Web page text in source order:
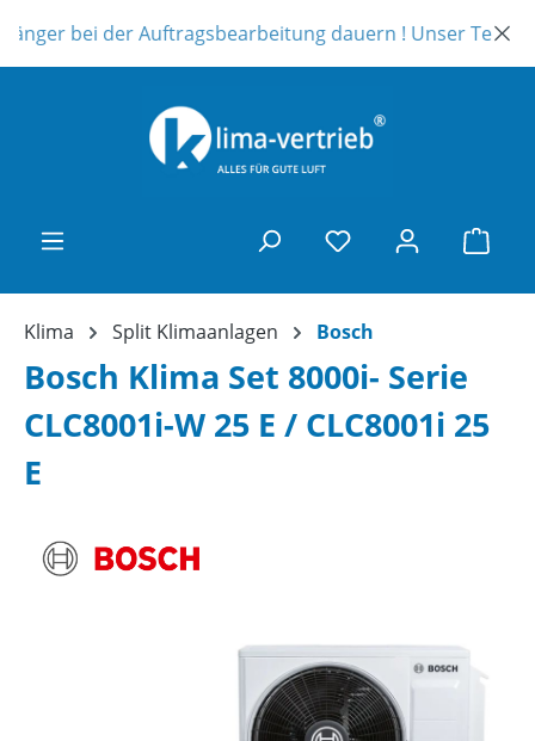
Zum Hauptinhalt springen
bei der Auftragsbearbeitung dauern ! Unser
Klima Split Klimaanlagen Bosch
Bosch Klima Set 8000i- Serie
CLC8001i-W 25 E / CLC8001i 25
E
Bildergalerie überspringen